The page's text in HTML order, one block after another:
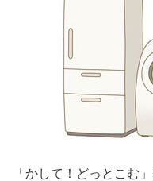
「かして！どっとこむ